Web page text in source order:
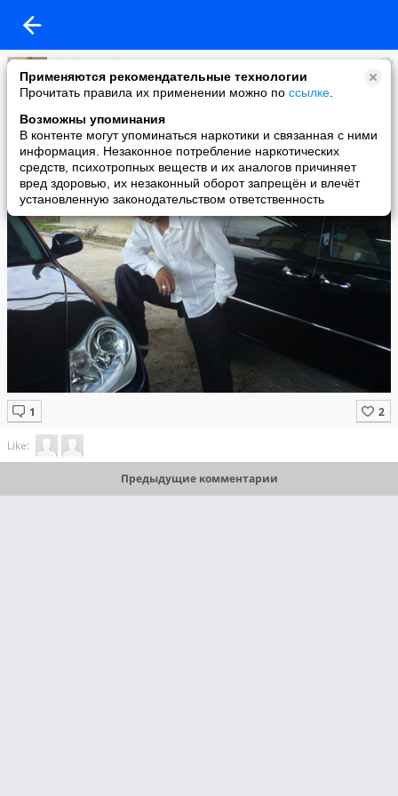
Применяются рекомендательные технологии
Прочитать правила их применении можно по ссылке
Возможны упоминания
В контенте могут упоминаться наркотики и связанная с ними
информация. Незаконное потребление наркотических
средств, психотропных веществ и их аналогов причиняет
вред здоровью, их незаконный оборот запрещён и влечёт
установленную законодательством ответственность
Black Angel
added a photo
27 Jan в 10:22
Like:
Предыдущие комментарии